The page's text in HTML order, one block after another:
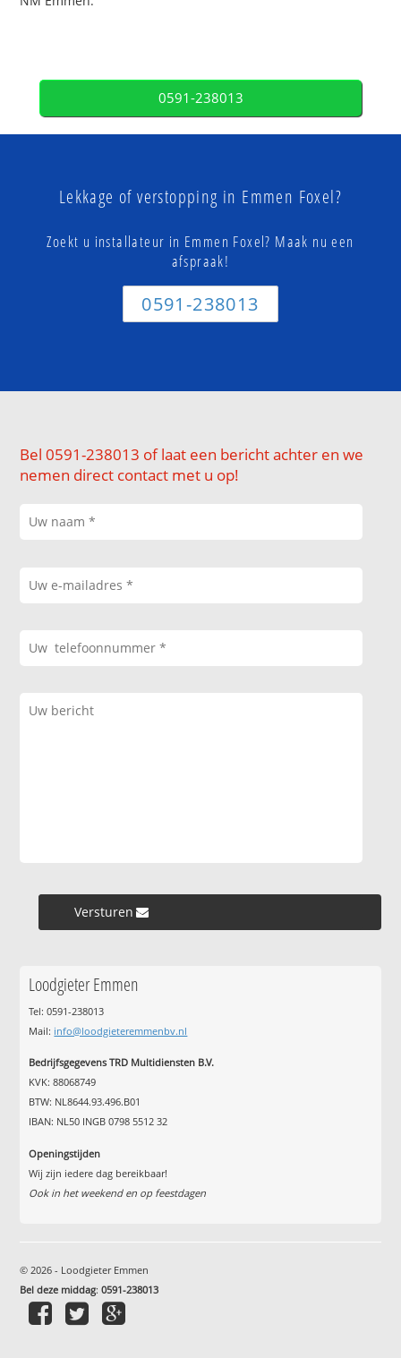
0591-238013
Lekkage of verstopping in Emmen Foxel?
Zoekt u installateur in Emmen Foxel? Maak nu een
afspraak!
0591-238013
Bel 0591-238013 of laat een bericht achter en we
nemen direct contact met u op!
Versturen »
Loodgieter Emmen
Tel: 0591-238013
Mail: info@loodgieteremmenbv.nl
Bedrijfsgegevens TRD Multidiensten B.V.
KVK: 88068749
BTW: NL8644.93.496.B01
IBAN: NL50 INGB 0798 5512 32
Openingstijden
Wij zijn iedere dag bereikbaar!
Ook in het weekend en op feestdagen
© 2026 - Loodgieter Emmen
Bel deze middag:0591-238013